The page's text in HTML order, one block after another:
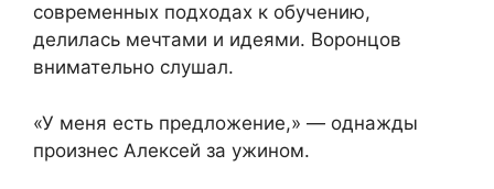
современных подходах к обучению,
делилась мечтами и идеями. Воронцов
внимательно слушал.
«У меня есть предложение,» — однажды
произнес Алексей за ужином.